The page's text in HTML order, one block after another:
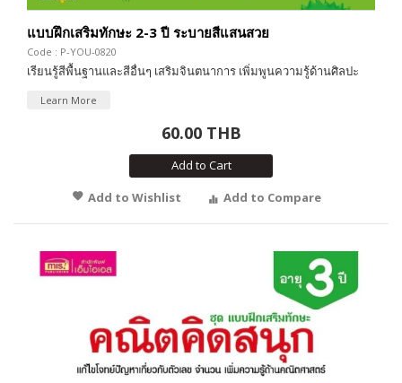
แบบฝึกเสริมทักษะ 2-3 ปี ระบายสีแสนสวย
Code : P-YOU-0820
เรียนรู้สีพื้นฐานและสีอื่นๆ เสริมจินตนาการ เพิ่มพูนความรู้ด้านศิลปะ
Learn More
60.00 THB
Add to Cart
Add to Wishlist
Add to Compare